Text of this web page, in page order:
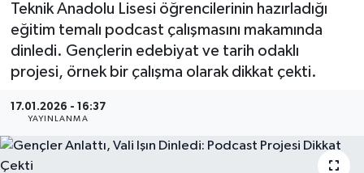
Teknik Anadolu Lisesi öğrencilerinin hazırladığı
eğitim temalı podcast çalışmasını makamında
dinledi. Gençlerin edebiyat ve tarih odaklı
projesi, örnek bir çalışma olarak dikkat çekti.
17.01.2026 - 16:37
YAYINLANMA
Eleman
Emlak
Gündem
Haber
Haber Arşivi